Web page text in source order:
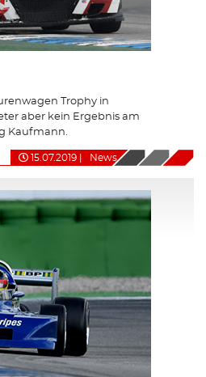
Trophy in
aber kein Ergebnis am
Kaufmann.
15.07.2019 News